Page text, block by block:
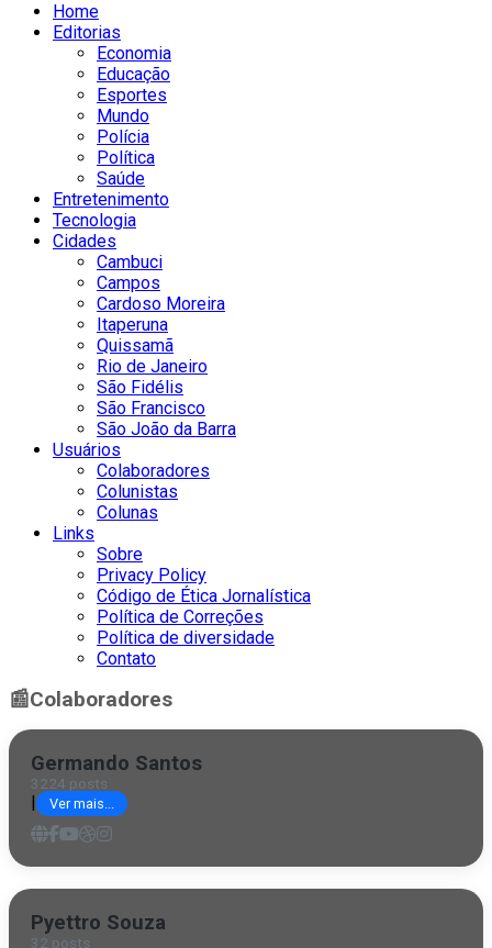
Home
Editorias
Economia
Educação
Esportes
Mundo
Polícia
Política
Saúde
Entretenimento
Tecnologia
Cidades
Cambuci
Campos
Cardoso Moreira
Itaperuna
Quissamã
Rio de Janeiro
São Fidélis
São Francisco
São João da Barra
Usuários
Colaboradores
Colunistas
Colunas
Links
Sobre
Privacy Policy
Código de Ética Jornalística
Política de Correções
Política de diversidade
Contato
📰Colaboradores
Germando Santos
3224 posts
Ver mais...
Pyettro Souza
32 posts